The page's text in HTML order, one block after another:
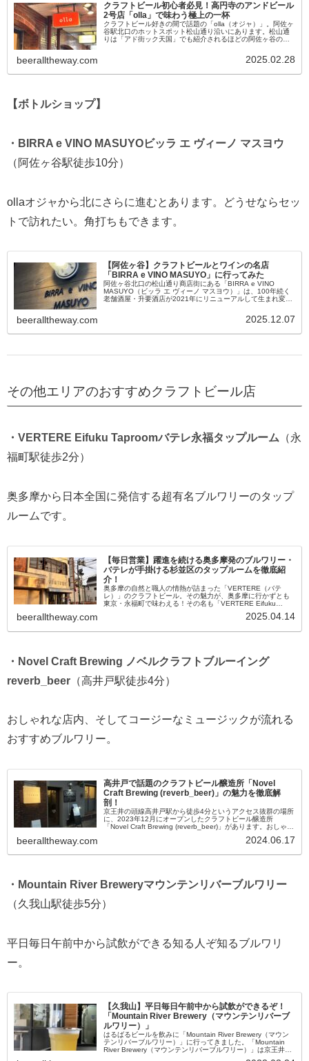
クラフトビール初心者必見！高円寺のアンドビール
2号店「olla」で味わう極上の一杯
クラフトビール好きの間で話題の「olla（オジャ）」。阿佐ヶ
谷駅北口のホットスポット松山通り沿いにあります。松山通
りは「アド街ック天国」でも紹介されるほどの阿佐ヶ谷のオ
beeralltheway.com 2025.02.28
【ボトルショップ】
・BIRRA e VINO MASUYOビッラ エ ヴィーノ マスヨウ
（阿佐ヶ谷駅徒歩10分）
ollaオジャから北にさらに進むとあります。どうせならセッ
トで訪れたい。角打ちもできます。
【阿佐ヶ谷】クラフトビールとワインの名店
「BIRRA e VINO MASUYO」に行ってみた
阿佐ヶ谷北口の松山通り商店街にある「BIRRA e VINO
MASUYO（ビッラ エ ヴィーノ マスヨウ）」は、100年続く
老舗酒屋・升要酒店が2021年にリニューアルして生まれ変わ
beeralltheway.com 2025.12.07
その他エリアのおすすめクラフトビール店
・VERTERE Eifuku Taproomバテレ永福タップルーム （永
福町駅徒歩2分）
奥多摩から日本全国に発信する超有名ブルワリーのタップ
ルームです。
【毎日営業】躍進を続ける奥多摩発のブルワリー・
バテレが手掛ける杉並区のタップルームを徹底紹
介！
奥多摩の自然と職人の情熱が詰まった「VERTERE（バテ
レ）」のクラフトビール。その魅力が、奥多摩に行かずとも
東京・永福町で味わえる！その名も「VERTERE Eifuku
beeralltheway.com 2025.04.14
・Novel Craft Brewing ノベルクラフトブルーイング
reverb_beer （高井戸駅徒歩4分）
おしゃれな店内、そしてコージーなミュージックが流れる
おすすめブルワリー。
高井戸で話題のクラフトビール醸造所「Novel
Craft Brewing (reverb_beer)」の魅力を徹底解
剖！
京王井の頭線高井戸駅から徒歩4分というアクセス抜群の場所
に、2023年12月にオープンしたクラフトビール醸造所
「Novel Craft Brewing (reverb_beer)」があります。おしゃれ
beeralltheway.com 2024.06.17
・Mountain River Breweryマウンテンリバーブルワリー
（久我山駅徒歩5分）
平日毎日午前中から試飲ができる知る人ぞ知るブルワリ
ー。
【久我山】平日毎日午前中から試飲ができるぞ！
「Mountain River Brewery（マウンテンリバーブ
ルワリー）」
はるばるビールを飲みに「Mountain River Brewery（マウン
テンリバーブルワリー）」に行ってきました。「Mountain
River Brewery（マウンテンリバーブルワリー）」は京王井の